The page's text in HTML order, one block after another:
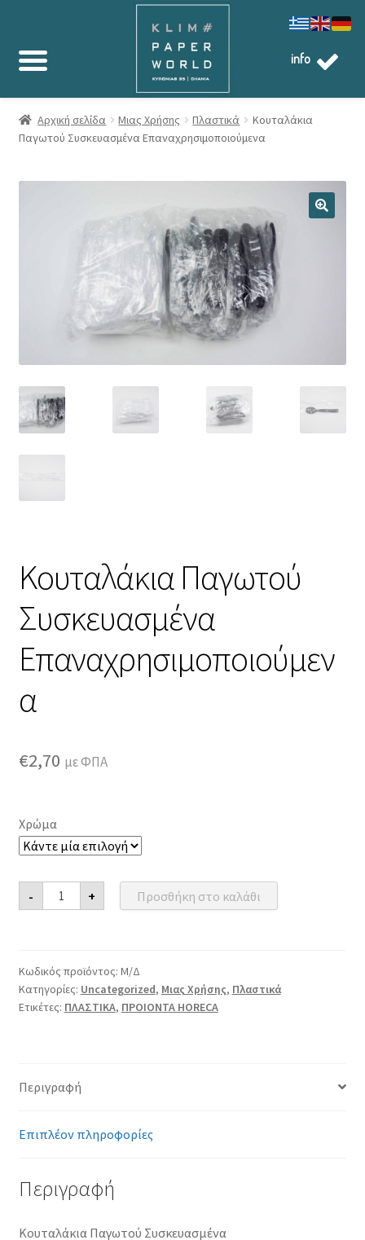
Αρχική σελίδα Μιας Χρήσης Πλαστικά
Κουταλάκια
Παγωτού Συσκευασμένα Επαναχρησιμοποιούμενα
Κουταλάκια Παγωτού
Συσκευασμένα
Επαναχρησιμοποιούμεν
α
€2,70 με ΦΠΑ
Χρώμα
-
Κουταλάκια
Παγωτού
Συσκευασμένα
+ Προσθήκη στο καλάθι
Κωδικός προϊόντος: Μ/Δ
Κατηγορίες: Uncategorized, Μιας Χρήσης, Πλαστικά
Ετικέτες: ΠΛΑΣΤΙΚΑ, ΠΡΟΙΟΝΤΑ HORECA
Περιγραφή
Επιπλέον πληροφορίες
Περιγραφή
Κουταλάκια Παγωτού Συσκευασμένα
info